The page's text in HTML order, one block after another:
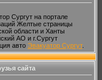
Сургут на портале
Желтые страницы
области и Ханты
АО и г.Сургут
авто Эвакуатор Сургут.
сайта